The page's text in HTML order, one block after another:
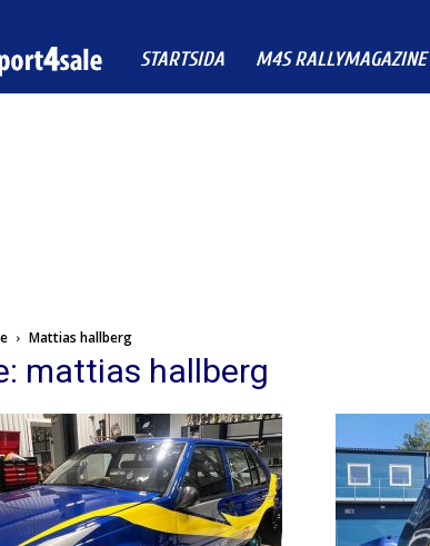
Motorsport4sale
STARTSIDA M4S RALLYMAGAZINE
Mattias hallberg
mattias hallberg